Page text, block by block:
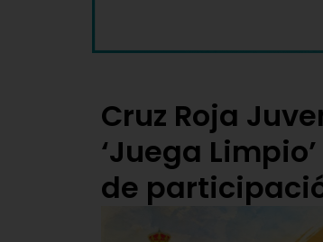
Cruz Roja
‘Juega
de